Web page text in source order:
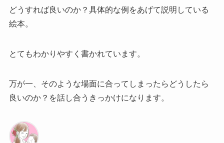
どうすれば良いのか？具体的な例をあげて説明している
絵本。
とてもわかりやすく書かれています。
万が一、そのような場面に合ってしまったらどうしたら
良いのか？を話し合うきっかけになります。